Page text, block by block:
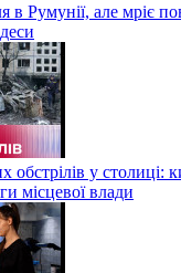
в Румунії, але мріє
обстрілів у столиці:
місцевої влади